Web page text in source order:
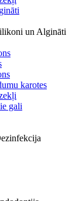
un Algināti
karotes
gali